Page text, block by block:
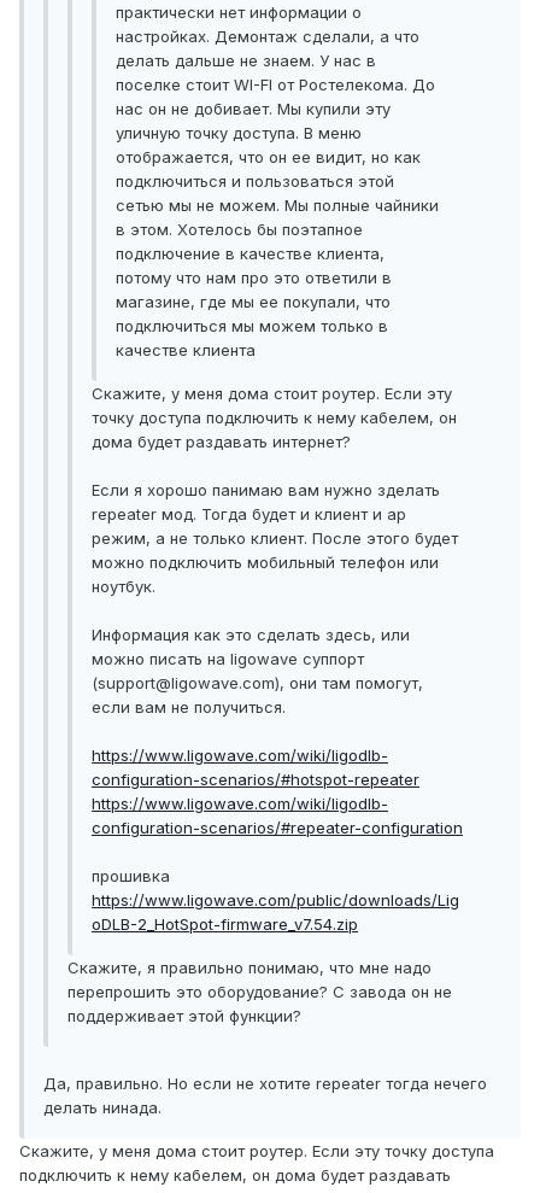
практически нет информации о
настройках. Демонтаж сделали, а что
делать дальше не знаем. У нас в
поселке стоит WI-FI от Ростелекома. До
нас он не добивает. Мы купили эту
уличную точку доступа. В меню
отображается, что он ее видит, но как
подключиться и пользоваться этой
сетью мы не можем. Мы полные чайники
в этом. Хотелось бы поэтапное
подключение в качестве клиента,
потому что нам про это ответили в
магазине, где мы ее покупали, что
подключиться мы можем только в
качестве клиента
Скажите, у меня дома стоит роутер. Если эту
точку доступа подключить к нему кабелем, он
дома будет раздавать интернет?
Если я хорошо панимаю вам нужно зделать
repeater мод. Тогда будет и клиент и ap
режим, а не только клиент. После этого будет
можно подключить мобильный телефон или
ноутбук.
Информация как это сделать здесь, или
можно писать на ligowave суппорт
(support@ligowave.com), они там помогут,
если вам не получиться.
https://www.ligowave.com/wiki/ligodlb-
configuration-scenarios/#hotspot-repeater
https://www.ligowave.com/wiki/ligodlb-
configuration-scenarios/#repeater-configuration
прошивка
https://www.ligowave.com/public/downloads/Lig
oDLB-2_HotSpot-firmware_v7.54.zip
Скажите, я правильно понимаю, что мне надо
перепрошить это оборудование? С завода он не
поддерживает этой функции?
Да, правильно. Но если не хотите repeater тогда нечего
делать нинада.
Скажите, у меня дома стоит роутер. Если эту точку доступа
подключить к нему кабелем, он дома будет раздавать